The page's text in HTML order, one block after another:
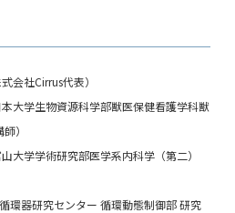
式会社Cirrus代表）
本大学生物資源科学部獣医保健看護学科獣
）
山大学学術研究部医学系内科学（第二）
循環器研究センター 循環動態制御部 研究